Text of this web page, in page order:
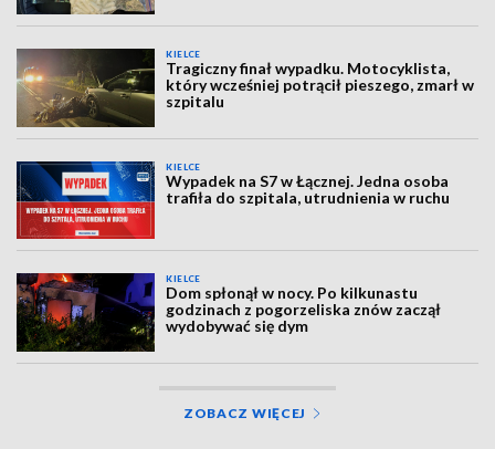
KIELCE
Tragiczny finał wypadku. Motocyklista,
który wcześniej potrącił pieszego, zmarł w
szpitalu
KIELCE
Wypadek na S7 w Łącznej. Jedna osoba
trafiła do szpitala, utrudnienia w ruchu
KIELCE
Dom spłonął w nocy. Po kilkunastu
godzinach z pogorzeliska znów zaczął
wydobywać się dym
ZOBACZ WIĘCEJ